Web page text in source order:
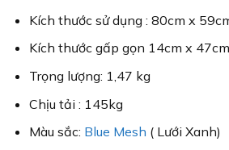
Kích thước sử dụng : 80cm x
Kích thước gấp gọn 14cm x
Trọng lượng: 1,47 kg
Chịu tải : 145kg
Màu sắc: Blue Mesh ( Lưới Xanh)